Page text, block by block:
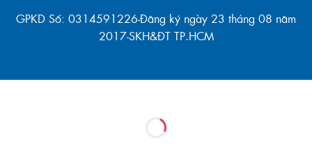
GPKD Số: 0314591226-Đăng ký ngày 23 tháng 08 năm
2017-SKH&ĐT TP.HCM